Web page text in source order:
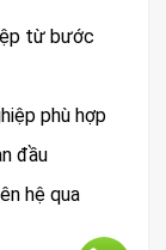
từ bước
phù hợp
đầu
hệ qua